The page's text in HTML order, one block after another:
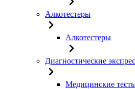
Алкотестеры
Алкотестеры
Диагностические
Медицинские